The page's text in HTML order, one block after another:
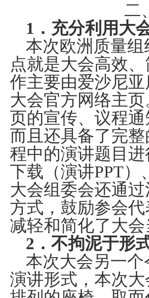
二
1 ．充分利用大
本次欧洲质量组
点就是大会高效
作主要由爱沙尼
大会官方网络主
页的宣传、议程
而且还具备了完
程中的演讲题目
下载（演讲PPT）
大会组委会还通
方式，鼓励参会
减轻和简化了大
2 ．不拘泥于形
本次大会另一
演讲形式，本次